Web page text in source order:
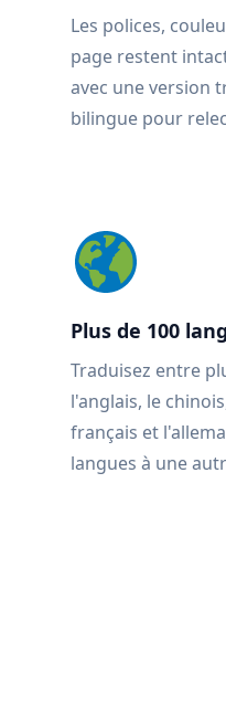
Les polices,
page restent
avec une version
bilingue pour
Plus de 100
Traduisez entre
l'anglais, le
français et
langues à une